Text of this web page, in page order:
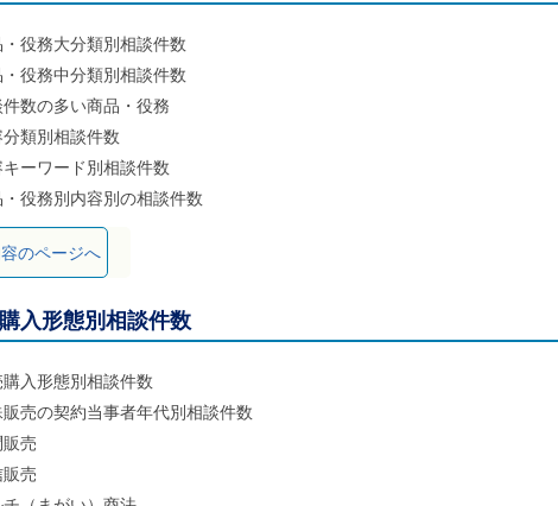
役務大分類別相談件数
役務中分類別相談件数
数の多い商品・役務
分類別相談件数
キーワード別相談件数
役務別内容別の相談件数
のページへ
入形態別相談件数
購入形態別相談件数
売の契約当事者年代別相談件数
売
売